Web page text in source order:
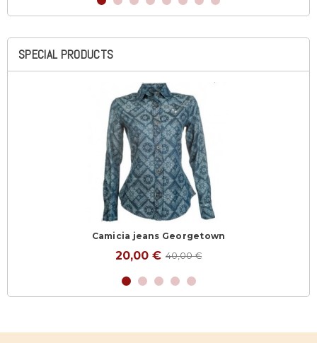
SPECIAL PRODUCTS
Camicia jeans Georgetown
20,00 € 40,00 €